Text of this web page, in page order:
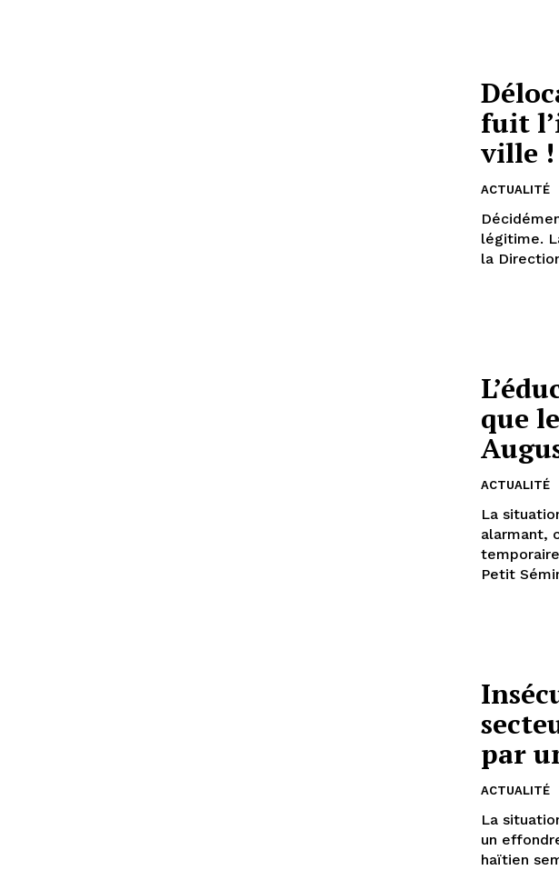
fuit
ville !
ACTUALITÉ
légitime.
la
que
ACTUALITÉ
La
alarmant,
temporairement
Petit
par
ACTUALITÉ
La
un
haïtien